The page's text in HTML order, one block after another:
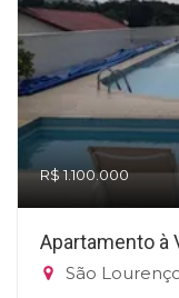
R$ 1.100.000
Apartamento à
São